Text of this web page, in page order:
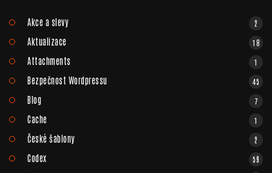
Akce a slevy 2
Aktualizace 18
Attachments 1
Bezpečnost Wordpressu 45
Blog 7
Cache 1
České šablony 2
Codex 59